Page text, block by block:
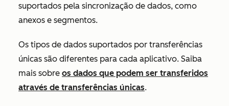
suportados pela sincronização de dados, como
anexos e segmentos.
Os tipos de dados suportados por transferências
únicas são diferentes para cada aplicativo. Saiba
mais sobre os dados que podem ser transferidos
através de transferências únicas.